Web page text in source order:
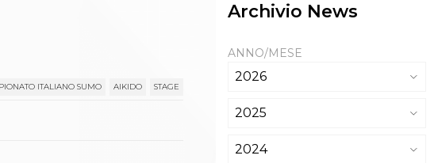
ITALIANO SUMO AIKIDO STAGE
Archivio News
ANNO/MESE
2026
2025
2024